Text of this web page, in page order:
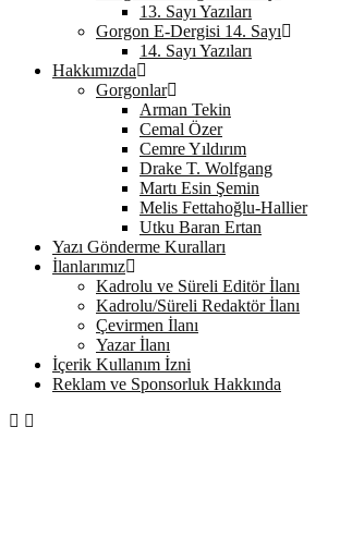
13. Sayı Yazıları
Gorgon E-Dergisi 14. Sayı
14. Sayı Yazıları
Hakkımızda
Gorgonlar
Arman Tekin
Cemal Özer
Cemre Yıldırım
Drake T. Wolfgang
Martı Esin Şemin
Melis Fettahoğlu-Hallier
Utku Baran Ertan
Yazı Gönderme Kuralları
İlanlarımız
Kadrolu ve Süreli Editör İlanı
Kadrolu/Süreli Redaktör İlanı
Çevirmen İlanı
Yazar İlanı
İçerik Kullanım İzni
Reklam ve Sponsorluk Hakkında